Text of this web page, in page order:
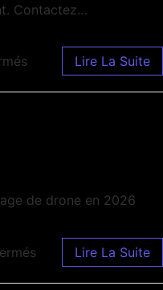
Contactez…
Lire La Suite
de drone en 2026
Lire La Suite